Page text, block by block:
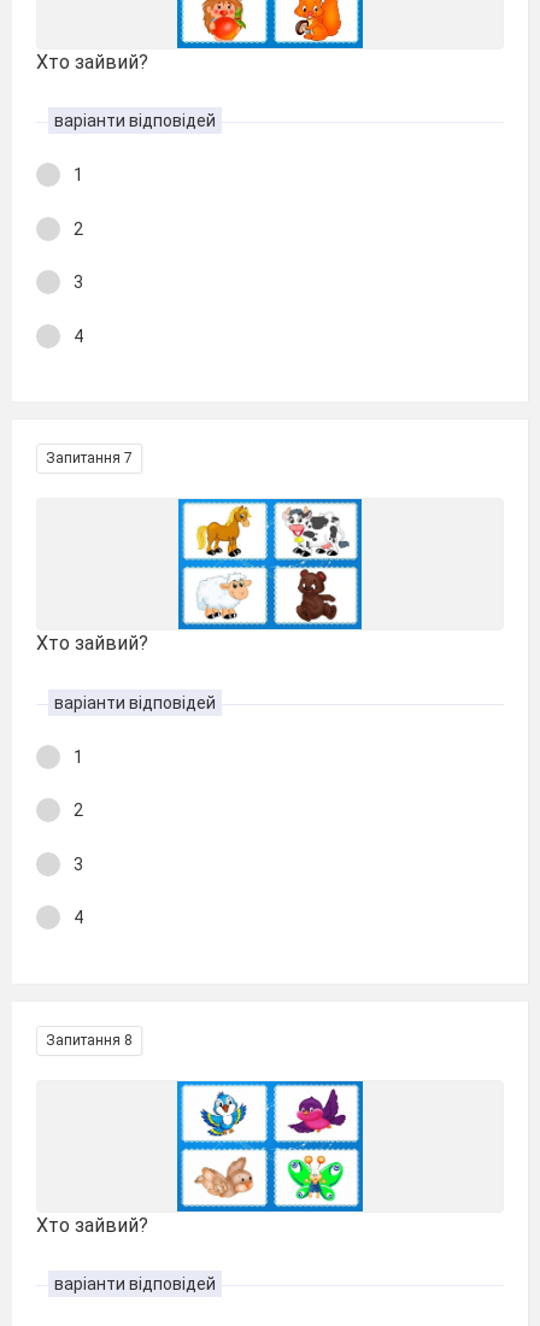
Хто зайвий?
варіанти відповідей
1
2
3
4
Запитання 7
Хто зайвий?
варіанти відповідей
1
2
3
4
Запитання 8
Хто зайвий?
варіанти відповідей